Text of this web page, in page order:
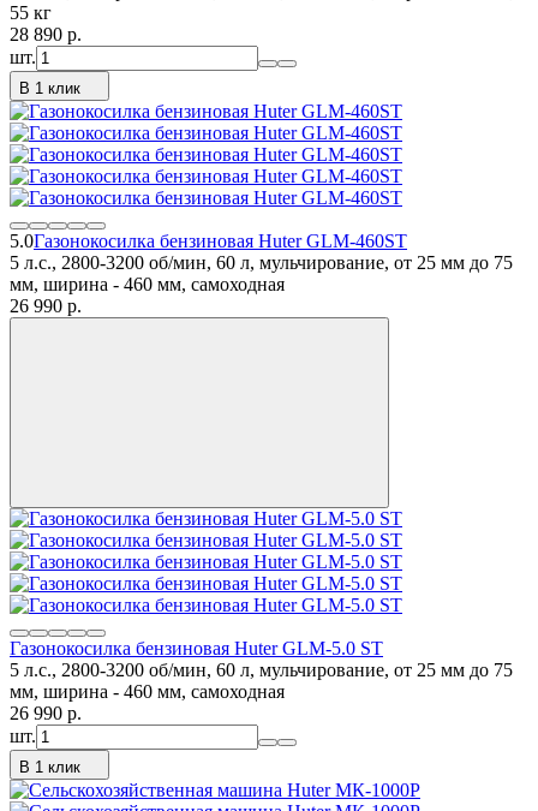
55 кг
28 890 p.
шт.
В 1 клик
5.0Газонокосилка бензиновая Huter GLM-460ST
5 л.с., 2800-3200 об/мин, 60 л, мульчирование, от 25 мм до 75
мм, ширина - 460 мм, самоходная
26 990 p.
Газонокосилка бензиновая Huter GLM-5.0 ST
5 л.с., 2800-3200 об/мин, 60 л, мульчирование, от 25 мм до 75
мм, ширина - 460 мм, самоходная
26 990 p.
шт.
В 1 клик